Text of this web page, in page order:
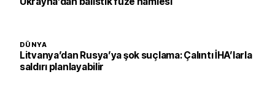
DÜNYA
Litvanya’dan Rusya’ya şok suçlama: Çalıntı İHA’larla
saldırı planlayabilir